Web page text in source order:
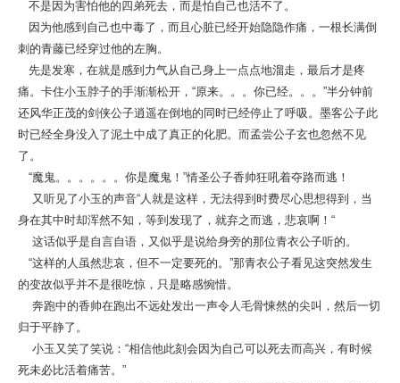
不是因为害怕他的四弟死去，而是怕自己也活不了。
因为他感到自己也中毒了，而且心脏已经开始隐隐作痛，一根长满倒
刺的青藤已经穿过他的左胸。
先是发寒，在就是感到力气从自己身上一点点地溜走，最后才是疼
痛。卡住小玉脖子的手渐渐松开，“原来。。。你已经。。。”半分钟前
还风华正茂的剑侠公子逍遥在倒地的同时已经停止了呼吸。墨客公子此
时已经全身没入了泥土中成了真正的化肥。而孟尝公子玄也忽然不见
了。
“魔鬼。。。。。。你是魔鬼！”情圣公子香帅狂吼着夺路而逃！
又听见了小玉的声音“人就是这样，无法得到时费尽心思想得到，当
身在其中时却浑然不知，等到发现了，就弃之而逃，悲哀啊！“
这话似乎是自言自语，又似乎是说给身旁的那位青衣公子听的。
“这样的人虽然悲哀，但不一定要死的。”那青衣公子看见这突然发生
的变故似乎并不是很吃惊，只是略感惋惜。
奔跑中的香帅在跑出不远处发出一声令人毛骨悚然的尖叫，然后一切
归于平静了。
小玉又笑了笑说：“相信他此刻会因为自己可以死去而高兴，有时候
死未必比活着痛苦。”